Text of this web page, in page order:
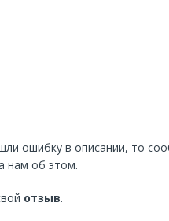
ошибку в описании, то
нам об этом.
отзыв.